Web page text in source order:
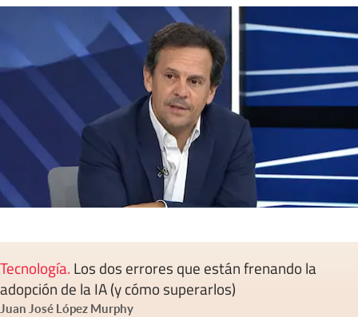
Tecnología. Los dos errores que están frenando la
adopción de la IA (y cómo superarlos)
Juan José López Murphy